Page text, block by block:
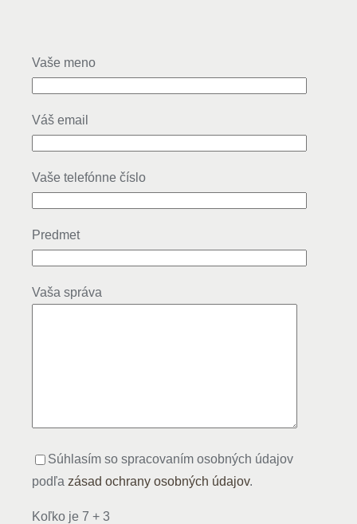
Vaše meno
Váš email
Vaše telefónne číslo
Predmet
Vaša správa
Súhlasím so spracovaním osobných údajov
podľa zásad ochrany osobných údajov.
Koľko je 7 +3